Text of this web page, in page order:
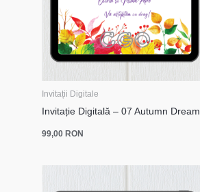
Invitații Digitale
Invitație Digitală – 07 Autumn Dream
99,00RON